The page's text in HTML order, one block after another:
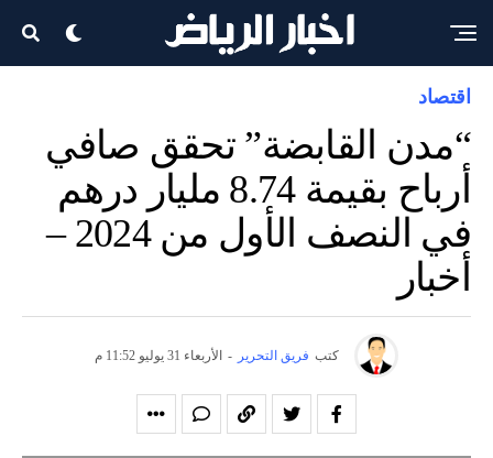
اقتصاد
“مدن القابضة” تحقق صافي
أرباح بقيمة 8.74 مليار درهم
في النصف الأول من 2024 –
أخبار
كتب فريق التحرير - الأربعاء 31 يوليو 11:52 م